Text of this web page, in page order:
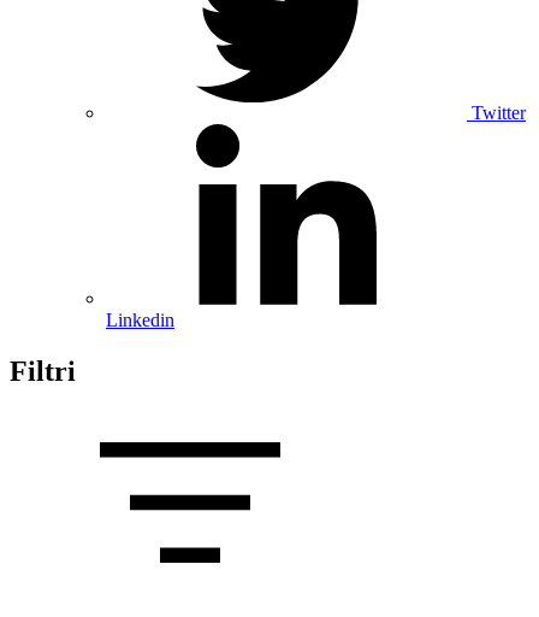
Twitter
Linkedin
Filtri